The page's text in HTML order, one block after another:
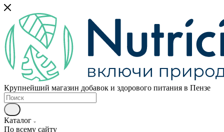
Крупнейший магазин добавок и здорового питания в Пензе
Каталог
По всему сайту